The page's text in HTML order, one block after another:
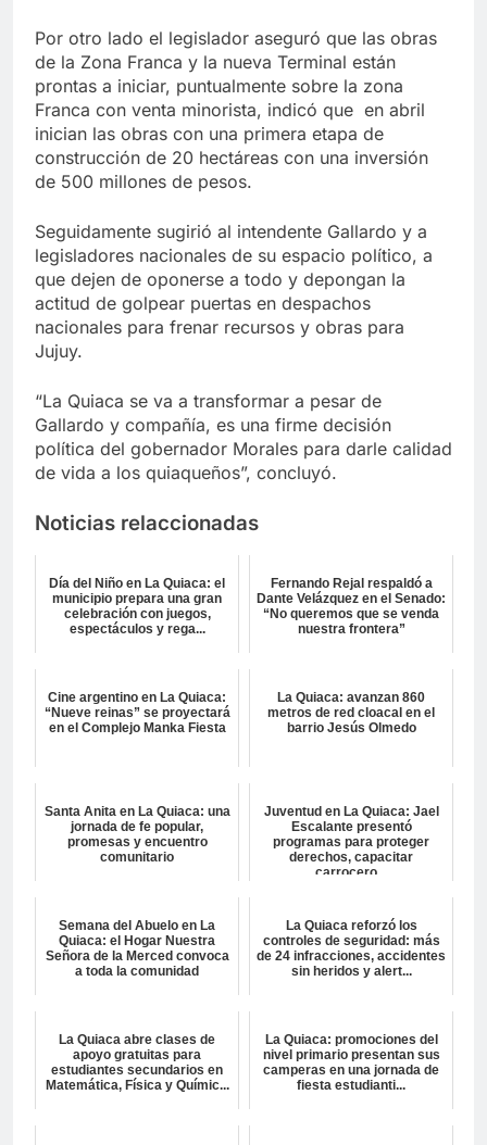
Por otro lado el legislador aseguró que las obras
de la Zona Franca y la nueva Terminal están
prontas a iniciar, puntualmente sobre la zona
Franca con venta minorista, indicó que en abril
inician las obras con una primera etapa de
construcción de 20 hectáreas con una inversión
de 500 millones de pesos.
Seguidamente sugirió al intendente Gallardo y a
legisladores nacionales de su espacio político, a
que dejen de oponerse a todo y depongan la
actitud de golpear puertas en despachos
nacionales para frenar recursos y obras para
Jujuy.
“La Quiaca se va a transformar a pesar de
Gallardo y compañía, es una firme decisión
política del gobernador Morales para darle calidad
de vida a los quiaqueños”, concluyó.
Noticias relaccionadas
Día del Niño en La Quiaca: el
municipio prepara una gran
celebración con juegos,
espectáculos y rega...
Fernando Rejal respaldó a
Dante Velázquez en el Senado:
“No queremos que se venda
nuestra frontera”
Cine argentino en La Quiaca:
“Nueve reinas” se proyectará
en el Complejo Manka Fiesta
La Quiaca: avanzan 860
metros de red cloacal en el
barrio Jesús Olmedo
Santa Anita en La Quiaca: una
jornada de fe popular,
promesas y encuentro
comunitario
Juventud en La Quiaca: Jael
Escalante presentó
programas para proteger
derechos, capacitar
carrocero...
Semana del Abuelo en La
Quiaca: el Hogar Nuestra
Señora de la Merced convoca
a toda la comunidad
La Quiaca reforzó los
controles de seguridad: más
de 24 infracciones, accidentes
sin heridos y alert...
La Quiaca abre clases de
apoyo gratuitas para
estudiantes secundarios en
Matemática, Física y Químic...
La Quiaca: promociones del
nivel primario presentan sus
camperas en una jornada de
fiesta estudianti...